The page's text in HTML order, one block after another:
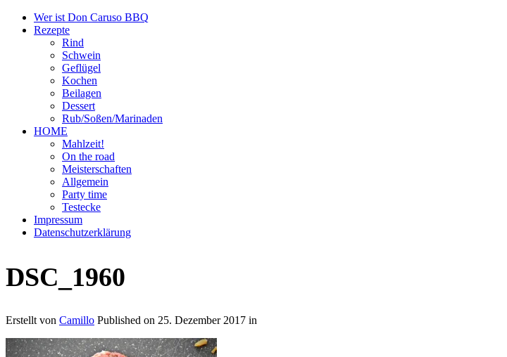
Wer ist Don Caruso BBQ
Rezepte
Rind
Schwein
Geflügel
Kochen
Beilagen
Dessert
Rub/Soßen/Marinaden
HOME
Mahlzeit!
On the road
Meisterschaften
Allgemein
Party time
Testecke
Impressum
Datenschutzerklärung
DSC_1960
Erstellt von Camillo Published on 25. Dezember 2017 in